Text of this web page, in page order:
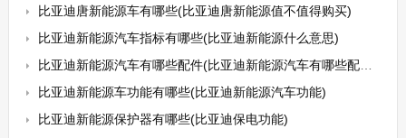
比亚迪唐新能源车有哪些(比亚迪唐新能源值不值得购买)
比亚迪新能源汽车指标有哪些(比亚迪新能源什么意思)
比亚迪新能源汽车有哪些配件(比亚迪新能源汽车有哪些配件可以买)
比亚迪新能源车功能有哪些(比亚迪新能源汽车功能)
比亚迪新能源保护器有哪些(比亚迪保电功能)